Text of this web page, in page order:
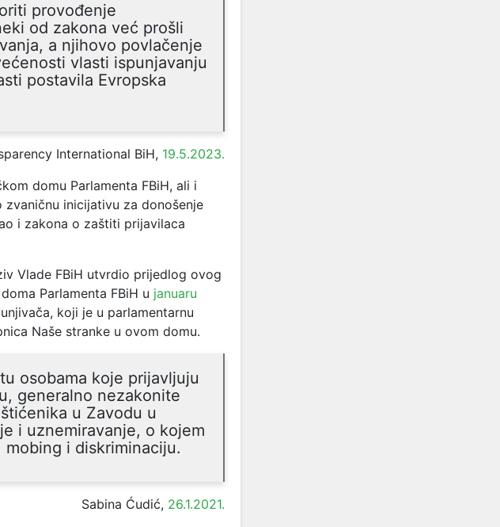
provođenje
od zakona već prošli
a njihovo povlačenje
vlasti ispunjavanju
postavila Evropska
International BiH, 19.5.2023.
domu Parlamenta FBiH, ali i
zvaničnu inicijativu za donošenje
i zakona o zaštiti prijavilaca
Vlade FBiH utvrdio prijedlog ovog
Parlamenta FBiH u januaru
koji je u parlamentarnu
Naše stranke u ovom domu.
osobama koje prijavljuju
generalno nezakonite
u Zavodu u
i uznemiravanje, o kojem
i diskriminaciju.
Sabina Ćudić, 26.1.2021.